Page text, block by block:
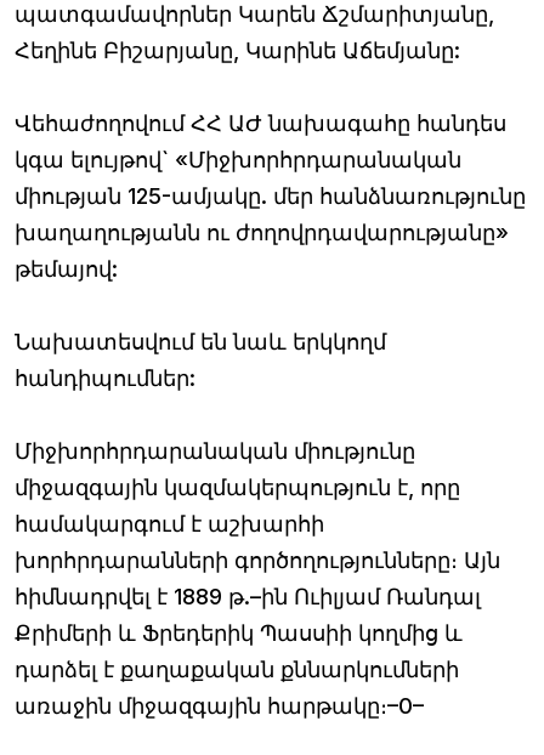
պատգամավորներ Կարեն Ճշմարիտյանը,
Հեղինե Բիշարյանը, Կարինե Աճեմյանը:
Վեհաժողովում ՀՀ ԱԺ նախագահը հանդես
կգա ելույթով` «Միջխորհրդարանական
միության 125-ամյակը. մեր հանձնառությունը
խաղաղությանն ու ժողովրդավարությանը»
թեմայով:
Նախատեսվում են նաև երկկողմ
հանդիպումներ:
Միջխորհրդարանական միությունը
միջազգային կազմակերպություն է, որը
համակարգում է աշխարհի
խորհրդարանների գործողությունները։ Այն
հիմնադրվել է 1889 թ.–ին Ուիլյամ Ռանդալ
Քրիմերի և Ֆրեդերիկ Պասսիի կողմից և
դարձել է քաղաքական քննարկումների
առաջին միջազգային հարթակը։–0–